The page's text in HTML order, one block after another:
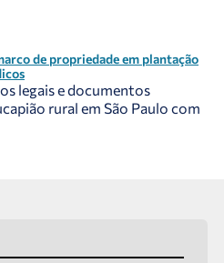
legais e documentos
rural em São Paulo com